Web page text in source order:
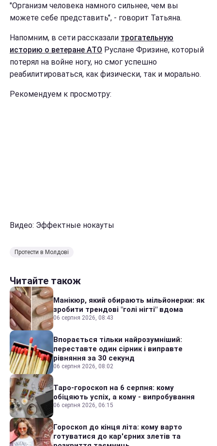
"Организм человека намного сильнее, чем вы
можете себе представить", - говорит Татьяна.
Напомним, в сети рассказали трогательную
историю о ветеране АТО Руслане Фризине, который
потерял на войне ногу, но смог успешно
реабилитироваться, как физически, так и морально.
Рекомендуем к просмотру:
Видео: Эффектные нокауты
Протести в Молдові
Читайте також
Манікюр, який обирають мільйонерки: як
зробити трендові "голі нігті" вдома
06 серпня 2026, 08:43
Впорається тільки найрозумніший:
переставте один сірник і виправте
рівняння за 30 секунд
06 серпня 2026, 08:02
Таро-гороскоп на 6 серпня: кому
обіцяють успіх, а кому - випробування
06 серпня 2026, 06:15
Гороскоп до кінця літа: кому варто
готуватися до кар'єрних злетів та